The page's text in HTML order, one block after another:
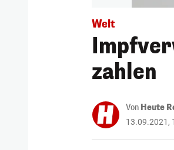
Welt
zahlen
Von Heute
13.09.2021,